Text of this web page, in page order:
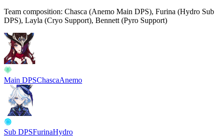
Team composition: Chasca (Anemo Main DPS), Furina (Hydro Sub
DPS), Layla (Cryo Support), Bennett (Pyro Support)
Main DPSChascaAnemo
Sub DPSFurinaHydro